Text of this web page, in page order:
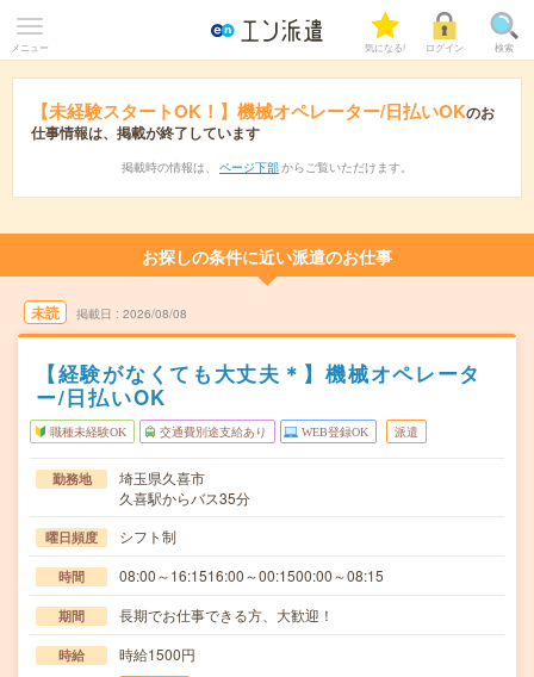
メニュー 気になる! ログイン 検索
【未経験スタートOK！】機械オペレーター/日払いOKのお
仕事情報は、掲載が終了しています
掲載時の情報は、 ページ下部 からご覧いただけます。
お探しの条件に近い派遣のお仕事
未読 掲載日 2026/08/08
【経験がなくても大丈夫＊】機械オペレータ
ー/日払いOK
職種未経験OK 交通費別途支給あり WEB登録OK 派遣
勤務地
埼玉県久喜市
久喜駅からバス35分
曜日頻度 シフト制
時間 08:00～16:1516:00～00:1500:00～08:15
期間 長期でお仕事できる方、大歓迎！
時給 時給1500円